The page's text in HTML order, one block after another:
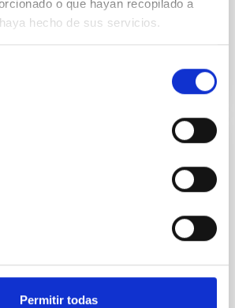
o que hayan recopilado a
hecho de sus servicios.
Permitir todas
and magnetic flux of
between flux tubes and their
elements, have been determined at...